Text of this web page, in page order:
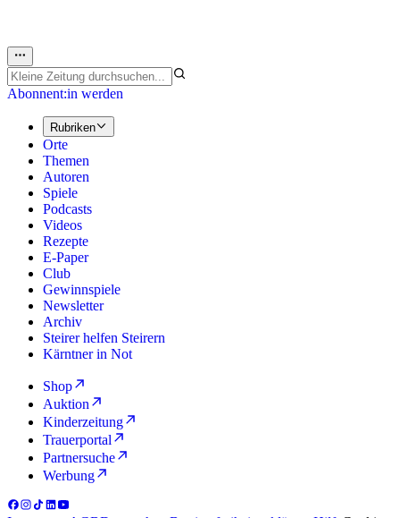
Abonnent:in werden
Rubriken
Orte
Themen
Autoren
Spiele
Podcasts
Videos
Rezepte
E-Paper
Club
Gewinnspiele
Newsletter
Archiv
Steirer helfen Steirern
Kärntner in Not
Shop
Auktion
Kinderzeitung
Trauerportal
Partnersuche
Werbung